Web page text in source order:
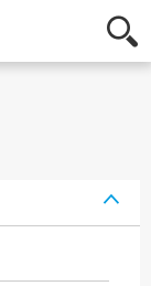
Hochschule
Osnabrück
-